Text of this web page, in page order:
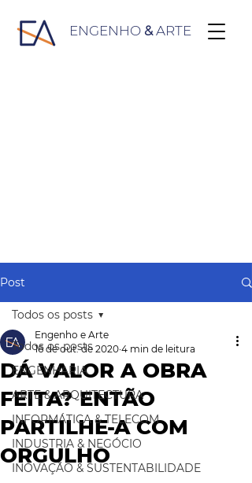
ENGENHO &ARTE
Post
Todos os posts
ENGENHARIA
ARTE & ARQUITECTURA
INFORMÁTICA & TELECOM
INDUSTRIA & NEGÓCIO
INOVAÇÃO & SUSTENTABILIDADE
Todos os posts
DÁ VALOR A OBRA
FEITA? ENTÃO
PARTILHE-A COM
ORGULHO
Engenho e Arte
16 de out. de 2020 4 min de leitura